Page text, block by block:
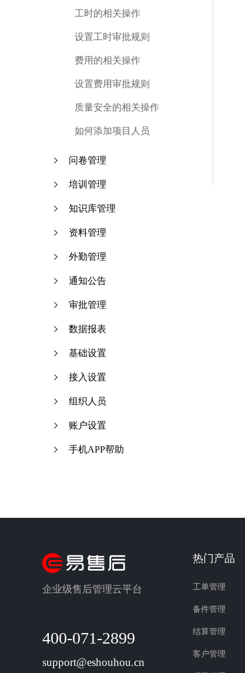
工时的相关操作
设置工时审批规则
费用的相关操作
设置费用审批规则
质量安全的相关操作
如何添加项目人员
问卷管理
培训管理
知识库管理
资料管理
外勤管理
通知公告
审批管理
数据报表
基础设置
接入设置
组织人员
账户设置
手机APP帮助
企业级售后管理云平台
400-071-2899
support@eshouhou.cn
热门产品
工单管理
备件管理
结算管理
客户管理